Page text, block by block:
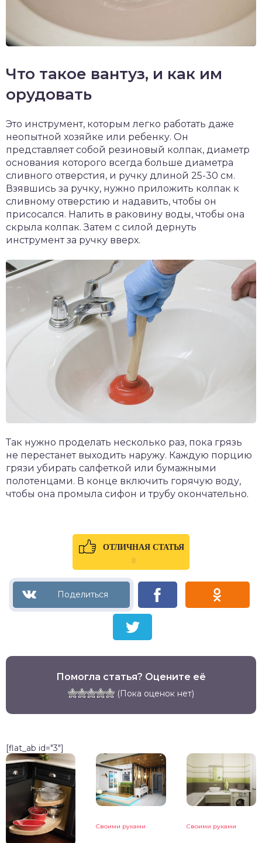
Что такое вантуз, и как им
орудовать
Это инструмент, которым легко работать даже
неопытной хозяйке или ребенку. Он
представляет собой резиновый колпак, диаметр
основания которого всегда больше диаметра
сливного отверстия, и ручку длиной 25-30 см.
Взявшись за ручку, нужно приложить колпак к
сливному отверстию и надавить, чтобы он
присосался. Налить в раковину воды, чтобы она
скрыла колпак. Затем с силой дернуть
инструмент за ручку вверх.
Так нужно проделать несколько раз, пока грязь
не перестанет выходить наружу. Каждую порцию
грязи убирать салфеткой или бумажными
полотенцами. В конце включить горячую воду,
чтобы она промыла сифон и трубу окончательно.
ОТЛИЧНАЯ СТАТЬЯ
0
Помогла статья? Оцените её
(Пока оценок нет)
[flat_ab id="3"]
Своими руками Своими руками